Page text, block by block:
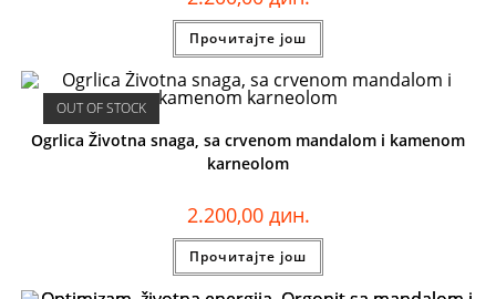
Прочитајте још
OUT OF STOCK
Ogrlica Životna snaga, sa crvenom mandalom i kamenom
karneolom
2.200,00 дин.
Прочитајте још